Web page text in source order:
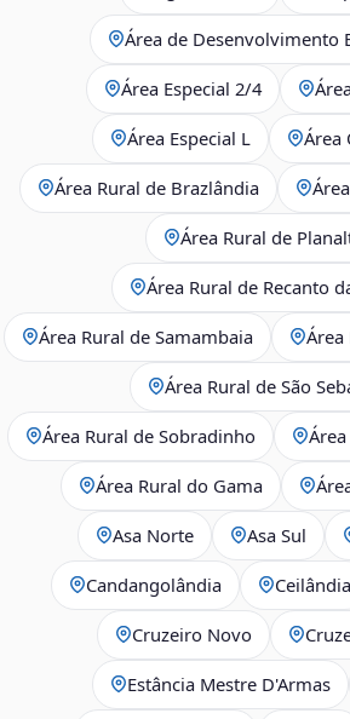
Área de Desenvolvimento
Área Especial 2/4
Área Especial L Área
Área Rural de Brazlândia
Área Rural de
Área Rural de Recanto
Área Rural de Samambaia Área
Área Rural de São
Área Rural de Sobradinho
Área Rural do Gama
Asa Norte Asa Sul
Candangolândia Ceilândia
Cruzeiro Novo
Estância Mestre D'Armas